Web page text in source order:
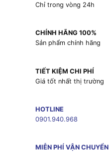
Chỉ trong vòng 24h
CHÍNH HÃNG 100%
Sản phẩm chính hãng
TIẾT KIỆM CHI PHÍ
Giá tốt nhất thị trường
HOTLINE
0901.940.968
MIỄN PHÍ VẬN CHUYỂN